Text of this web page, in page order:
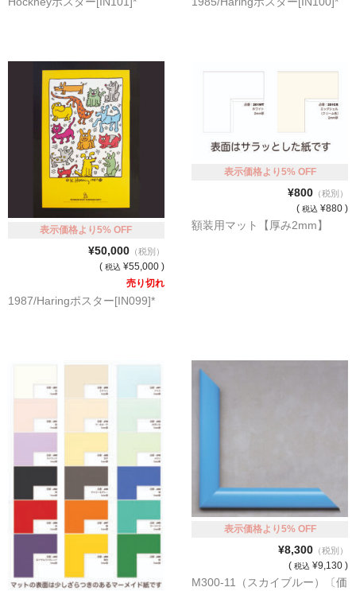
表示価格より5% OFF
¥50,000（税別）
( 税込 ¥55,000 )
売り切れ
1987/Haringポスター[IN099]*
表示価格より5% OFF
¥800（税別）
( 税込 ¥880 )
額装用マット【厚み2mm】
表示価格より5% OFF
¥8,300（税別）
( 税込 ¥9,130 )
M300-11（スカイブルー）〔価